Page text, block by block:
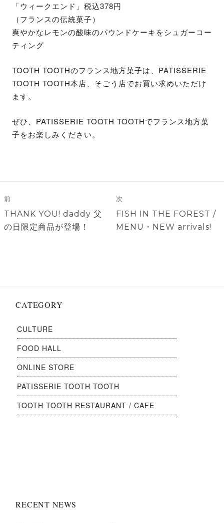
「ウィークエンド」税込378円
（フランスの伝統菓子）
爽やかなレモンの酸味のパウンドケーキをシュガーコー
ティング
TOOTH TOOTHのフランス地方菓子は、PATISSERIE
TOOTH TOOTH本店、そごう店でお買い求めいただけ
ます。
ぜひ、PATISSERIE TOOTH TOOTHでフランス地方菓
子をお楽しみください。
稿
ナ
ビ
ョ
前
前
の
THANK YOU! daddy 父
の日限定商品が登場！
次
次
の
FISH IN THE FOREST /
MENU・NEW arrivals!
CATEGORY
CULTURE
FOOD HALL
ONLINE STORE
PATISSERIE TOOTH TOOTH
TOOTH TOOTH RESTAURANT / CAFE
RECENT NEWS